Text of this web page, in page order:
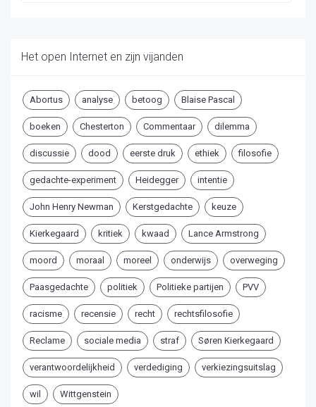
Het open Internet en zijn vijanden
Abortus analyse betoog Blaise Pascal
boeken Chesterton Commentaar dilemma
discussie dood eerste druk ethiek filosofie
gedachte-experiment Heidegger intentie
John Henry Newman Kerstgedachte keuze
Kierkegaard kritiek kwaad Lance Armstrong
moord moraal moreel onderwijs overweging
Paasgedachte politiek Politieke partijen PVV
racisme recensie recht rechtsfilosofie
Reclame sociale media straf Søren Kierkegaard
verantwoordelijkheid verdediging verkiezingsuitslag
wil Wittgenstein